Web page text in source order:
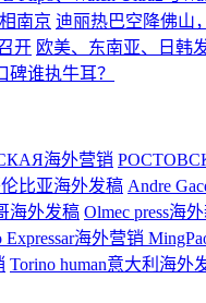
南京 迪丽热巴空降佛山
开 欧美、东南亚、日韩
谁执牛耳？
海外营销
伦比亚海外发稿 Andre
海外发稿 Olmec press海
Expressar海外营销
Torino human意大利海外